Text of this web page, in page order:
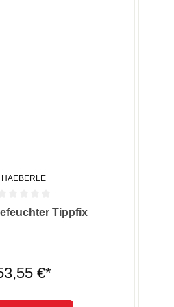
HAEBERLE
Bewertung von 0 von 5 Sternen
Tippfix
€*